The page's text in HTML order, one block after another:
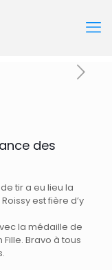
des
tir a eu lieu la
est fière d’y
la médaille de
Bravo à tous